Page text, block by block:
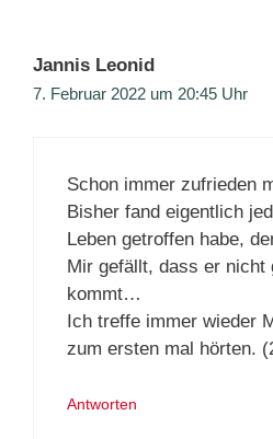
Jannis Leonid
7. Februar 2022 um 20:45 Uhr
Schon immer zufrieden
Bisher fand eigentlich
Leben getroffen habe,
Mir gefällt, dass er nicht
kommt…
Ich treffe immer wieder
zum ersten mal hörten.
Antworten